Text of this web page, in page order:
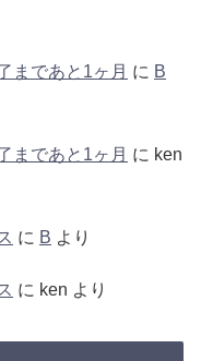
まであと1ヶ月 に B
まであと1ヶ月 に ken
に B より
に ken より